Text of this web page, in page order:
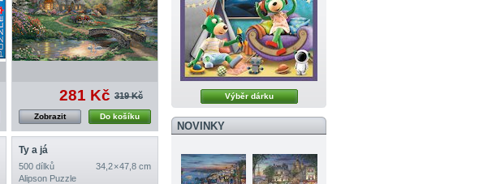
281 Kč 319 Kč
Do košíku
Zobrazit
Ty a já
500 dílků
34,2 × 47,8 cm
Alipson Puzzle
Výběr dárku
NOVINKY